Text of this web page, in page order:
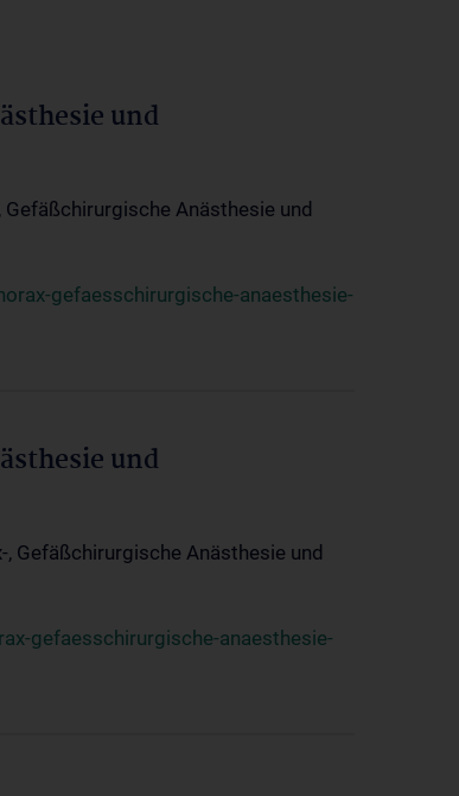
und
Anästhesie und
gefaesschirurgische-anaesthesie-
und
Gefäßchirurgische Anästhesie und
gefaesschirurgische-anaesthesie-